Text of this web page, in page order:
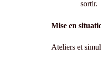
sortir.
Mise en
Ateliers et